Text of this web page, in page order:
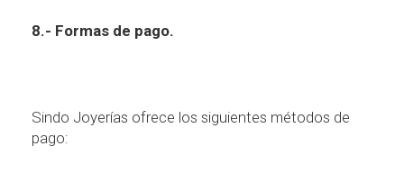
8.- Formas de pago.
Sindo Joyerías ofrece los siguientes métodos de
pago: